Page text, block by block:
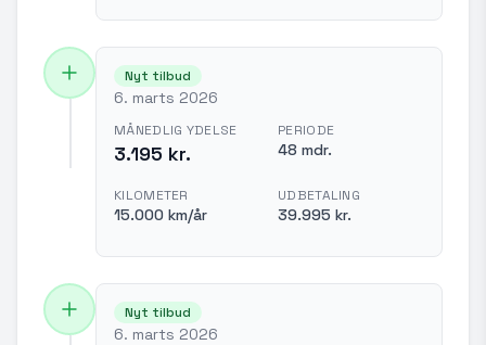
Nyt tilbud
6. marts 2026
MÅNEDLIG YDELSE
3.195 kr.
PERIODE
48 mdr.
KILOMETER
15.000 km/år
UDBETALING
39.995 kr.
Nyt tilbud
6. marts 2026